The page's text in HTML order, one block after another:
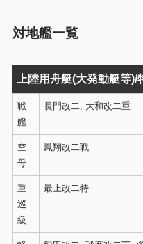
対地艦一覧
上陸用舟艇(大発動艇等
戦
艦
長門改二, 大和改二重
空
母
鳳翔改二戦
重
巡
級
最上改二特